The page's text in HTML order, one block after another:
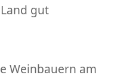
gut
Weinbauern am